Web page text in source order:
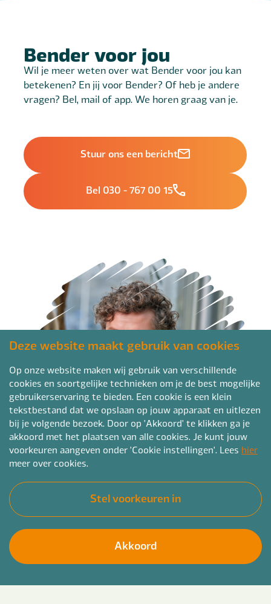
Deze website maakt gebruik van cookies
Op onze website maken wij gebruik van verschillende
cookies en soortgelijke technieken om je de best mogelijke
gebruikerservaring te bieden. Een cookie is een klein
tekstbestand dat we opslaan op jouw apparaat en uitlezen
bij je volgende bezoek. Door op 'Akkoord' te klikken ga je
akkoord met het plaatsen van alle cookies. Je kunt jouw
voorkeuren aangeven onder 'Cookie instellingen'. Lees hier
meer over cookies.
Stel voorkeuren in
Akkoord
Bender voor jou
Wil je meer weten over wat Bender voor jou kan
betekenen? En jij voor Bender? Of heb je andere
vragen? Bel, mail of app. We horen graag van je.
Stuur ons een bericht
Bel 030 - 767 00 15